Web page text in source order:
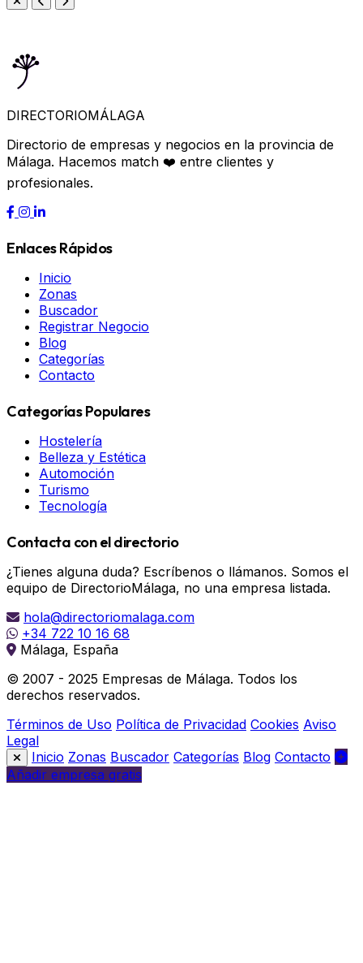
DIRECTORIOMÁLAGA
Directorio de empresas y negocios en la provincia de
Málaga. Hacemos match ❤️ entre clientes y
profesionales.
Enlaces Rápidos
Inicio
Zonas
Buscador
Registrar Negocio
Blog
Categorías
Contacto
Categorías Populares
Hostelería
Belleza y Estética
Automoción
Turismo
Tecnología
Contacta con el directorio
¿Tienes alguna duda? Escríbenos o llámanos. Somos el
equipo de DirectorioMálaga, no una empresa listada.
hola@directoriomalaga.com
+34 722 10 16 68
Málaga, España
© 2007 - 2025 Empresas de Málaga. Todos los
derechos reservados.
Términos de Uso Política de Privacidad Cookies Aviso
Legal
Inicio Zonas Buscador Categorías Blog Contacto
Añadir empresa gratis